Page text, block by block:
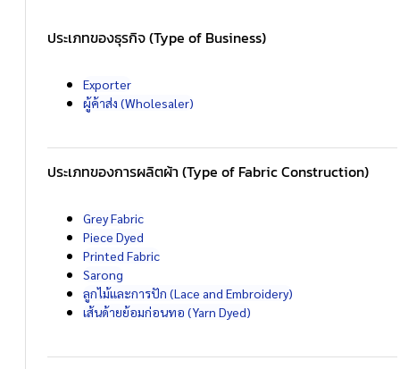
ประเภทของธุรกิจ (Type of Business)
Exporter
ผู้ค้าส่ง (Wholesaler)
ประเภทของการผลิตผ้า (Type of Fabric Construction)
Grey Fabric
Piece Dyed
Printed Fabric
Sarong
ลูกไม้และการปัก (Lace and Embroidery)
เส้นด้ายย้อมก่อนทอ (Yarn Dyed)